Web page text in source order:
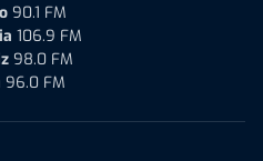
90.1 FM
106.9 FM
98.0 FM
96.0 FM